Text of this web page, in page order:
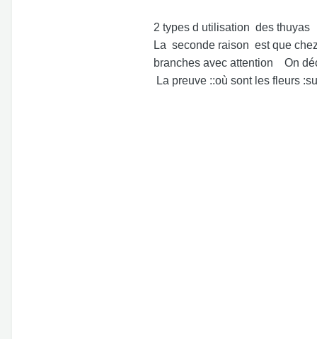
2 types d utilisation des
La seconde raison est que
branches avec attention On
La preuve ::où sont les fleurs